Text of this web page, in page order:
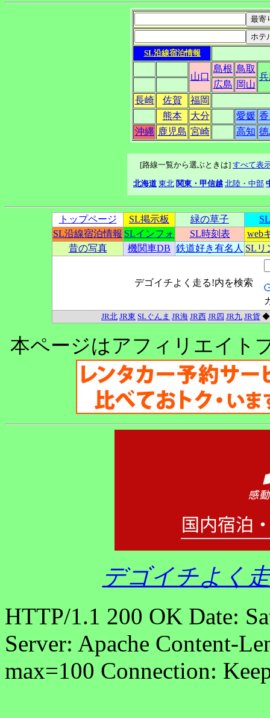
SL沿線宿泊情報
山口
島根 鳥取
広島 岡山
長崎
佐賀
福岡
熊本
大分 愛媛
沖縄 鹿児島 宮崎 高知
[路線一覧から選ぶときは] すべて表
北海道 東北 関東・甲信越 北陸・中部
トップページ SL掲示板 緑の草子
SL沿線宿泊情報 SLインフォ SL時刻表
web
昔の写真
機関車DB 鉄道好き有名人 SLリ
デゴイチよく走る!内を検索
JR北 JR東 SLぐんま JR海 JR西 JR四 JR九 JR貨
本ページはアフィリエイト
デゴイチよく
HTTP/1.1 200 OK Date:
Server: Apache Content-
max=100 Connection: